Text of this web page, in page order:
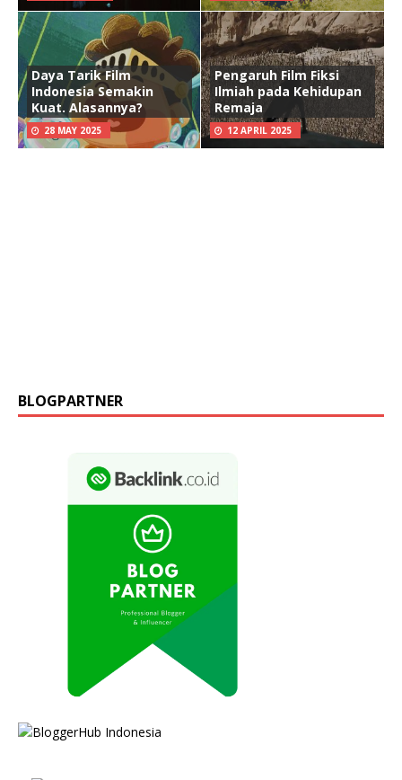
Daya Tarik Film
Indonesia Semakin
Kuat. Alasannya?
28 MAY 2025
Pengaruh Film Fiksi
Ilmiah pada Kehidupan
Remaja
12 APRIL 2025
BLOGPARTNER